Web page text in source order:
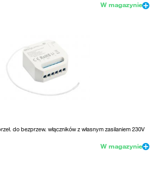
W magazynie
do bezprzew. włączników z własnym zasilaniem 230V
W magazynie